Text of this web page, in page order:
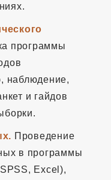
программы
наблюдение,
и гайдов
Проведение
в программы
Excel),